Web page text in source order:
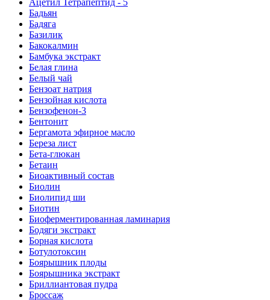
Ацетил Тетрапептид - 5
Бадьян
Бадяга
Базилик
Бакокалмин
Бамбука экстракт
Белая глина
Белый чай
Бензоат натрия
Бензойная кислота
Бензофенон-3
Бентонит
Бергамота эфирное масло
Береза лист
Бета-глюкан
Бетаин
Биоактивный состав
Биолин
Биолипид ши
Биотин
Биоферментированная ламинария
Бодяги экстракт
Борная кислота
Ботулотоксин
Боярышник плоды
Боярышника экстракт
Бриллиантовая пудра
Броссаж